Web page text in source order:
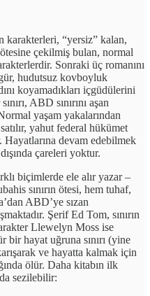
karakterleri, “yersiz” kalan,
çekilmiş bulan, normal
Sonraki üç romanını
hudutsuz kovboyluk
koyamadıkları içgüdülerini
ABD sınırını aşan
yaşam yakalarından
yahut federal hükümet
devam edebilmek
çareleri yoktur.
biçimlerde ele alır yazar –
sınırın ötesi, hem tuhaf,
ABD’ye sızan
Şerif Ed Tom, sınırın
Llewelyn Moss ise
hayat uğruna sınırı (yine
ve hayatta kalmak için
ölür. Daha kitabın ilk
sezilebilir: